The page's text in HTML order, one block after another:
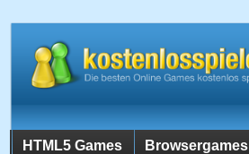
HTML5 Games Browsergames